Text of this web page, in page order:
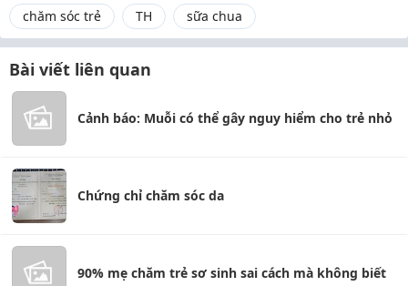
chăm sóc trẻ
TH sữa chua
Bài viết liên quan
Cảnh báo: Muỗi có thể gây nguy hiểm cho trẻ nhỏ
Chứng chỉ chăm sóc da
90% mẹ chăm trẻ sơ sinh sai cách mà không biết